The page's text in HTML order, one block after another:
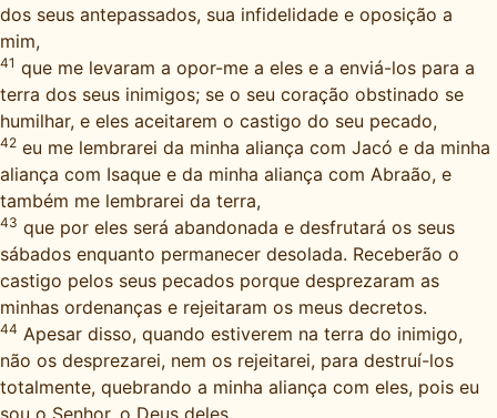
dos seus antepassados, sua infidelidade e oposição a
mim,
41 que me levaram a opor-me a eles e a enviá-los para a
terra dos seus inimigos; se o seu coração obstinado se
humilhar, e eles aceitarem o castigo do seu pecado,
42 eu me lembrarei da minha aliança com Jacó e da minha
aliança com Isaque e da minha aliança com Abraão, e
também me lembrarei da terra,
43 que por eles será abandonada e desfrutará os seus
sábados enquanto permanecer desolada. Receberão o
castigo pelos seus pecados porque desprezaram as
minhas ordenanças e rejeitaram os meus decretos.
44 Apesar disso, quando estiverem na terra do inimigo,
não os desprezarei, nem os rejeitarei, para destruí-los
totalmente, quebrando a minha aliança com eles, pois eu
sou o Senhor, o Deus deles.